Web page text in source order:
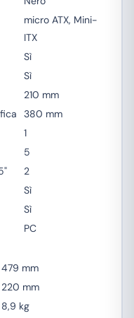
micro ATX, Mini-
ITX
Sì
Sì
210 mm
380 mm
1
5
2
Sì
Sì
PC
479 mm
220 mm
8,9 kg